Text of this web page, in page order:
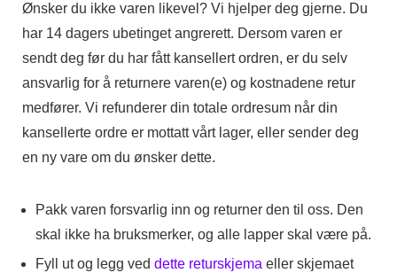
Ønsker du ikke varen likevel? Vi hjelper deg gjerne. Du
har 14 dagers ubetinget angrerett. Dersom varen er
sendt deg før du har fått kansellert ordren, er du selv
ansvarlig for å returnere varen(e) og kostnadene retur
medfører. Vi refunderer din totale ordresum når din
kansellerte ordre er mottatt vårt lager, eller sender deg
en ny vare om du ønsker dette.
Pakk varen forsvarlig inn og returner den til oss. Den
skal ikke ha bruksmerker, og alle lapper skal være på.
Fyll ut og legg ved dette returskjema eller skjemaet